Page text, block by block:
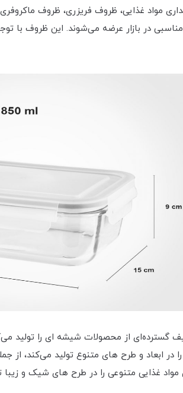
مواد غذایی، ظروف فریزری، ظروف
در بازار عرضه می‌شوند. این ظروف با
از محصولات شیشه ای را تولید
ابعاد و طرح های متنوع تولید می‌کند، از
غذایی متنوعی را در طرح های شیک و